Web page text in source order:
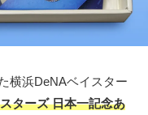
横浜DeNAベイスター
ターズ 日本一記念あ